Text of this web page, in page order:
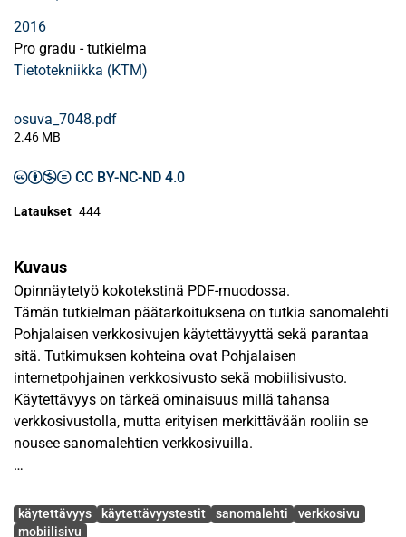
2016
Pro gradu - tutkielma
Tietotekniikka (KTM)
osuva_7048.pdf
2.46 MB
CC BY-NC-ND 4.0
Lataukset 444
Kuvaus
Opinnäytetyö kokotekstinä PDF-muodossa.
Tämän tutkielman päätarkoituksena on tutkia sanomalehti
Pohjalaisen verkkosivujen käytettävyyttä sekä parantaa
sitä. Tutkimuksen kohteina ovat Pohjalaisen
internetpohjainen verkkosivusto sekä mobiilisivusto.
Käytettävyys on tärkeä ominaisuus millä tahansa
verkkosivustolla, mutta erityisen merkittävään rooliin se
nousee sanomalehtien verkkosivuilla.
artikkeleita sekä internetsivuja. Käytettävyystutkimuksen
alalla merkittävää työtä tehneen Jakob Nielsenin teorioita
Avainsanat
käytettävyys käytettävyystestit sanomalehti
verkkosivu
mobiilisivu